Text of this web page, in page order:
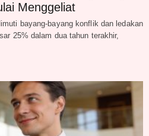
Menggeliat
bayang-bayang konflik dan ledakan
25% dalam dua tahun terakhir,